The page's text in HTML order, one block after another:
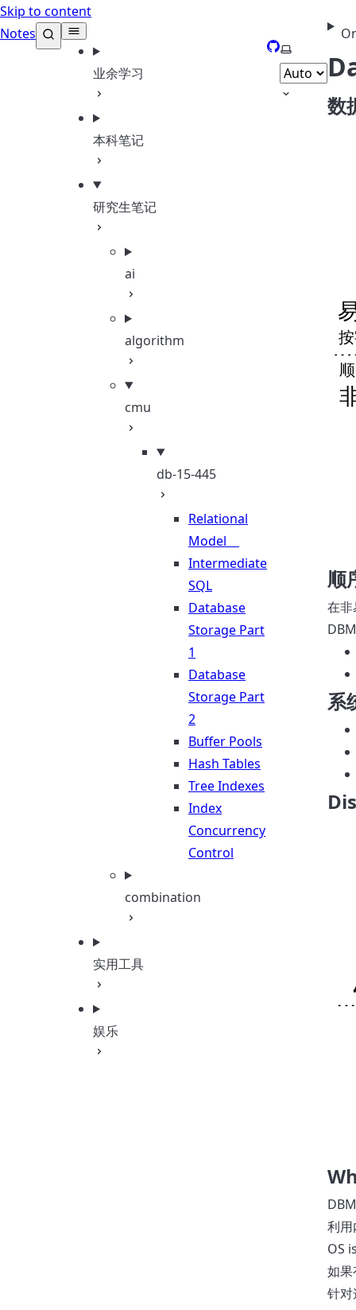
Skip to content
Notes
业余学习
本科笔记
研究生笔记
ai
algorithm
cmu
db-15-445
Relational
Model
Intermediate
SQL
Database
Storage Part
1
Database
Storage Part
2
Buffer Pools
Hash Tables
Tree Indexes
Index
Concurrency
Control
combination
实用工具
娱乐
GitHub
Select theme
数
顺
在
系
利
OS
如
针